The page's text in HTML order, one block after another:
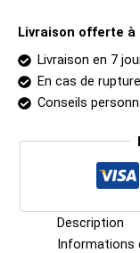
Livraison offerte à
Livraison en 7
En cas de
Conseils
Description
Informations